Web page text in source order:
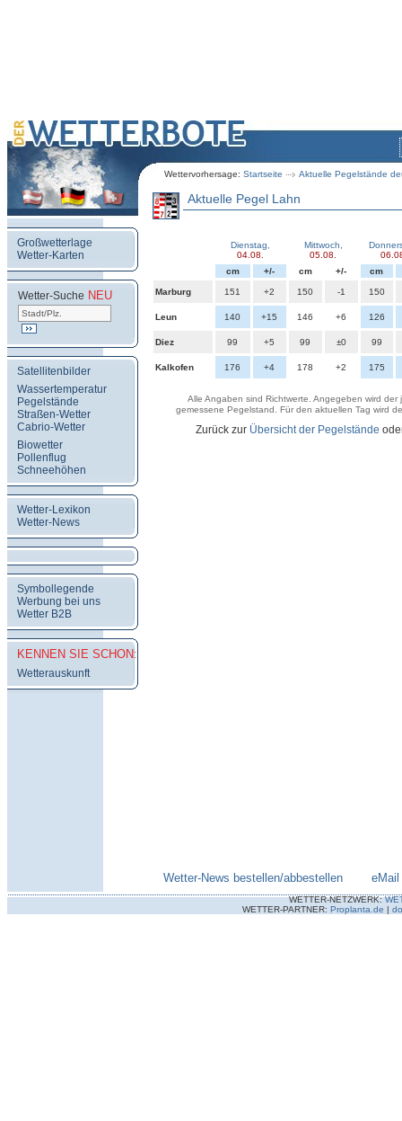
Wettervorhersage: Startseite Aktuelle Pegelstände
Großwetterlage
Wetter-Karten
Wetter-Suche NEU
Satellitenbilder
Wassertemperatur
Pegelstände
Straßen-Wetter
Cabrio-Wetter
Biowetter
Pollenflug
Schneehöhen
Wetter-Lexikon
Wetter-News
Symbollegende
Werbung bei uns
Wetter B2B
KENNEN SIE SCHON:
Wetterauskunft
Aktuelle Pegel Lahn
Dienstag
04.08.
Mittwoch
05.08.
cm
+/- cm +/- cm
Marburg 151 +2 150 -1 150
Leun 140 +15 146 +6 126
Diez 99 +5 99 ±0 99
Kalkofen 176 +4 178 +2 175
Alle Angaben sind Richtwerte. Angegeben wird
gemessene Pegelstand. Für den aktuellen Tag wird
Zurück zur Übersicht der Pegelstände
Wetter-News bestellen/abbestellen eMail
WETTER-NETZWERK:
WETTER-PARTNER: Proplanta.de |